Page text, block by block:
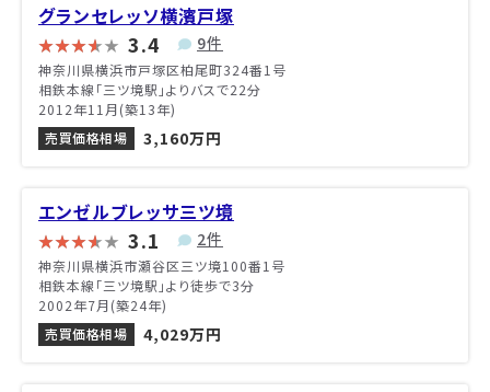
グランセレッソ横濱戸塚
3.4 9件
神奈川県横浜市戸塚区柏尾町324番1号
相鉄本線「三ツ境駅」よりバスで22分
2012年11月(築13年)
売買価格相場
3,160万円
エンゼルブレッサ三ツ境
3.1 2件
神奈川県横浜市瀬谷区三ツ境100番1号
相鉄本線「三ツ境駅」より徒歩で3分
2002年7月(築24年)
売買価格相場
4,029万円